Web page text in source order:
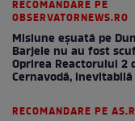
RECOMANDARE PE
OBSERVATORNEWS.RO
Misiune eșuată pe
Barjele nu au fost
Oprirea Reactorului 2
Cernavodă, inevitabilă
RECOMANDARE PE